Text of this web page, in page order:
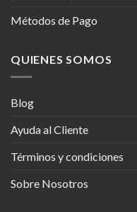
Métodos de Pago
QUIENES SOMOS
Blog
Ayuda al Cliente
Términos y condiciones
Sobre Nosotros